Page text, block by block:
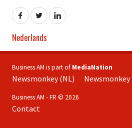
Nederlands
Business AM is part of MediaNation
Newsmonkey (NL) Newsmonkey
Business AM - FR © 2026
Contact